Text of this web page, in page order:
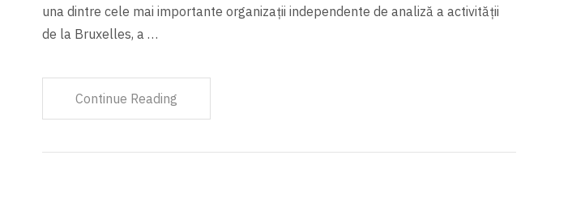
una dintre cele mai importante organizații independente de analiză a activității
de la Bruxelles, a …
Continue Reading